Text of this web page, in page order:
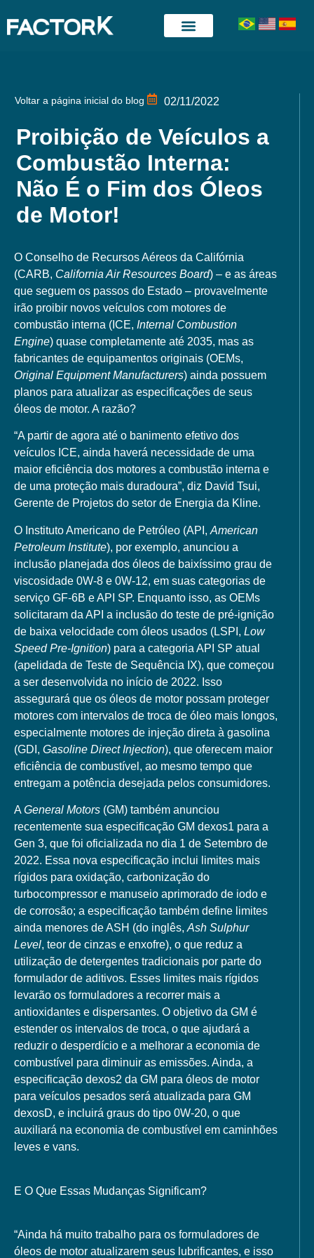
Voltar a página inicial do blog 02/11/2022
Proibição de Veículos a
Combustão Interna:
Não É o Fim dos Óleos
de Motor!
O Conselho de Recursos Aéreos da Califórnia
(CARB, California Air Resources Board) – e as áreas
que seguem os passos do Estado – provavelmente
irão proibir novos veículos com motores de
combustão interna (ICE, Internal Combustion
Engine) quase completamente até 2035, mas as
fabricantes de equipamentos originais (OEMs,
Original Equipment Manufacturers) ainda possuem
planos para atualizar as especificações de seus
óleos de motor. A razão?
“A partir de agora até o banimento efetivo dos
veículos ICE, ainda haverá necessidade de uma
maior eficiência dos motores a combustão interna e
de uma proteção mais duradoura”, diz David Tsui,
Gerente de Projetos do setor de Energia da Kline.
O Instituto Americano de Petróleo (API, American
Petroleum Institute), por exemplo, anunciou a
inclusão planejada dos óleos de baixíssimo grau de
viscosidade 0W-8 e 0W-12, em suas categorias de
serviço GF-6B e API SP. Enquanto isso, as OEMs
solicitaram da API a inclusão do teste de pré-ignição
de baixa velocidade com óleos usados (LSPI, Low
Speed Pre-Ignition) para a categoria API SP atual
(apelidada de Teste de Sequência IX), que começou
a ser desenvolvida no início de 2022. Isso
assegurará que os óleos de motor possam proteger
motores com intervalos de troca de óleo mais longos,
especialmente motores de injeção direta à gasolina
(GDI, Gasoline Direct Injection), que oferecem maior
eficiência de combustível, ao mesmo tempo que
entregam a potência desejada pelos consumidores.
AGeneral Motors (GM) também anunciou
recentemente sua especificação GM dexos1 para a
Gen 3, que foi oficializada no dia 1 de Setembro de
2022. Essa nova especificação inclui limites mais
rígidos para oxidação, carbonização do
turbocompressor e manuseio aprimorado de iodo e
de corrosão; a especificação também define limites
ainda menores de ASH (do inglês, Ash Sulphur
Level, teor de cinzas e enxofre), o que reduz a
utilização de detergentes tradicionais por parte do
formulador de aditivos. Esses limites mais rígidos
levarão os formuladores a recorrer mais a
antioxidantes e dispersantes. O objetivo da GM é
estender os intervalos de troca, o que ajudará a
reduzir o desperdício e a melhorar a economia de
combustível para diminuir as emissões. Ainda, a
especificação dexos2 da GM para óleos de motor
para veículos pesados será atualizada para GM
dexosD, e incluirá graus do tipo 0W-20, o que
auxiliará na economia de combustível em caminhões
leves e vans.
E O Que Essas Mudanças Significam?
“Ainda há muito trabalho para os formuladores de
óleos de motor atualizarem seus lubrificantes, e isso